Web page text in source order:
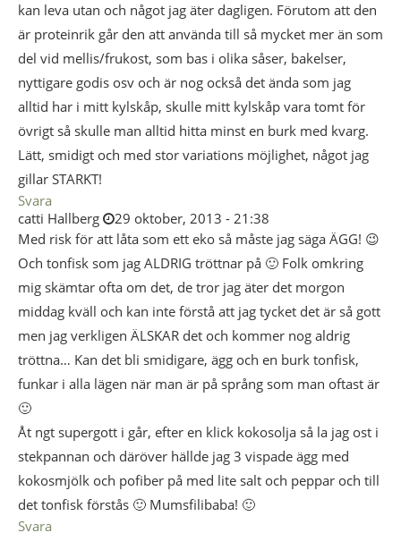
kan leva utan och något jag äter dagligen. Förutom att den
är proteinrik går den att använda till så mycket mer än som
del vid mellis/frukost, som bas i olika såser, bakelser,
nyttigare godis osv och är nog också det ända som jag
alltid har i mitt kylskåp, skulle mitt kylskåp vara tomt för
övrigt så skulle man alltid hitta minst en burk med kvarg.
Lätt, smidigt och med stor variations möjlighet, något jag
gillar STARKT!
Svara
catti Hallberg
29 oktober, 2013 - 21:38
Med risk för att låta som ett eko så måste jag säga ÄGG! 😉
Och tonfisk som jag ALDRIG tröttnar på 🙂 Folk omkring
mig skämtar ofta om det, de tror jag äter det morgon
middag kväll och kan inte förstå att jag tycket det är så gott
men jag verkligen ÄLSKAR det och kommer nog aldrig
tröttna… Kan det bli smidigare, ägg och en burk tonfisk,
funkar i alla lägen när man är på språng som man oftast är
🙂
Åt ngt supergott i går, efter en klick kokosolja så la jag ost i
stekpannan och däröver hällde jag 3 vispade ägg med
kokosmjölk och pofiber på med lite salt och peppar och till
det tonfisk förstås 🙂 Mumsfilibaba! 🙂
Svara